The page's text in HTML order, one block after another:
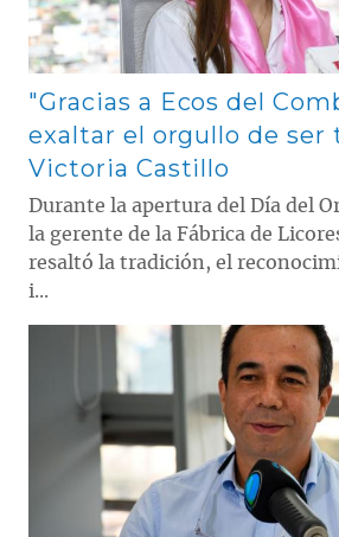
"Gracias a Ecos del
exaltar el orgullo de ser
Victoria Castillo
Durante la apertura del Día del
la gerente de la Fábrica de
resaltó la tradición, el
i...
Contenido multimedia principal